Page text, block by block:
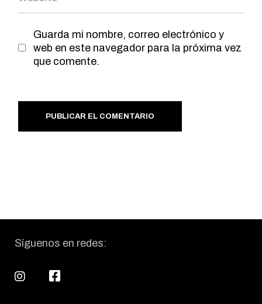
Guarda mi nombre, correo electrónico y
web en este navegador para la próxima vez
que comente.
PUBLICAR EL COMENTARIO
Síguenos en redes: